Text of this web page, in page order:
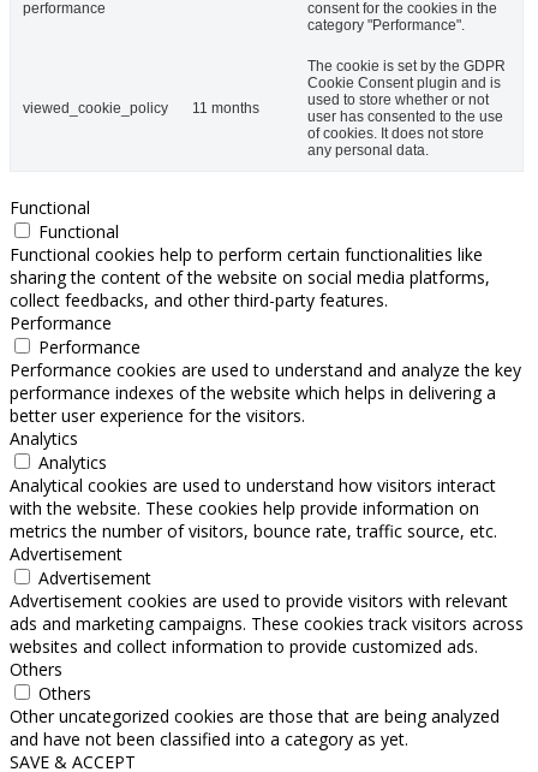
performance
consent for the cookies in the
category "Performance".
viewed_cookie_policy 11 months
The cookie is set by the GDPR
Cookie Consent plugin and is
used to store whether or not
user has consented to the use
of cookies. It does not store
any personal data.
Functional
Functional
Functional cookies help to perform certain functionalities like
sharing the content of the website on social media platforms,
collect feedbacks, and other third-party features.
Performance
Performance
Performance cookies are used to understand and analyze the key
performance indexes of the website which helps in delivering a
better user experience for the visitors.
Analytics
Analytics
Analytical cookies are used to understand how visitors interact
with the website. These cookies help provide information on
metrics the number of visitors, bounce rate, traffic source, etc.
Advertisement
Advertisement
Advertisement cookies are used to provide visitors with relevant
ads and marketing campaigns. These cookies track visitors across
websites and collect information to provide customized ads.
Others
Others
Other uncategorized cookies are those that are being analyzed
and have not been classified into a category as yet.
SAVE & ACCEPT